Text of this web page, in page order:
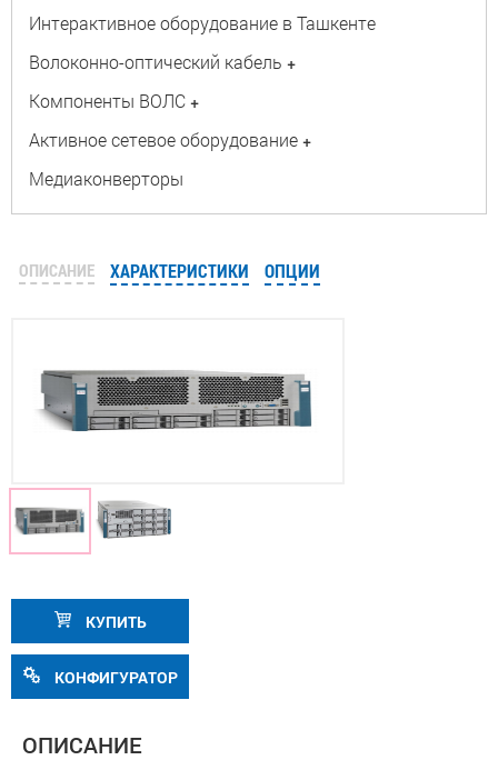
Интерактивное оборудование в Ташкенте
Волоконно-оптический кабель +
Компоненты ВОЛС +
Активное сетевое оборудование +
Медиаконверторы
ОПИСАНИЕ ХАРАКТЕРИСТИКИ ОПЦИИ
КУПИТЬ
КОНФИГУРАТОР
ОПИСАНИЕ